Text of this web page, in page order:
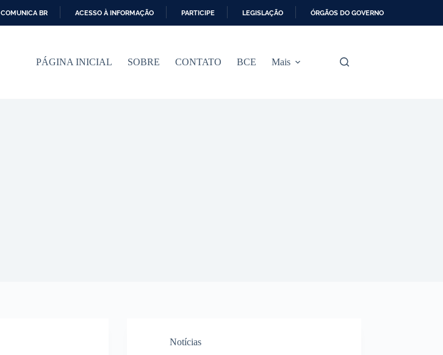
A
COMUNICA BR ACESSO À INFORMAÇÃO PARTICIPE LEGISLAÇÃO ÓRGÃOS DO GOVERNO
PÁGINA INICIAL SOBRE CONTATO BCE Mais
Notícias